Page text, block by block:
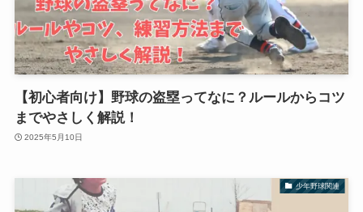
【初心者向け】野球の盗塁ってなに？ルールからコツ
までやさしく解説！
2025年5月10日
少年野球関連